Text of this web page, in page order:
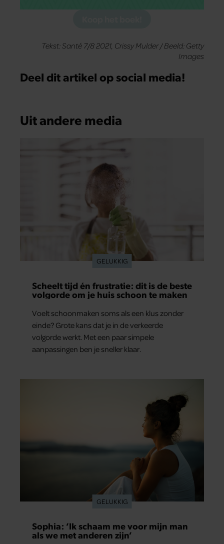
Tekst: Santé 7/8 2021, Crissy Mulder / Beeld: Getty
Images
Deel dit artikel op social media!
Uit andere media
GELUKKIG
Scheelt tijd én frustratie: dit is de beste
volgorde om je huis schoon te maken
Voelt schoonmaken soms als een klus zonder
einde? Grote kans dat je in de verkeerde
volgorde werkt. Met een paar simpele
aanpassingen ben je sneller klaar.
GELUKKIG
Sophia: ‘Ik schaam me voor mijn man
als we met anderen zijn’